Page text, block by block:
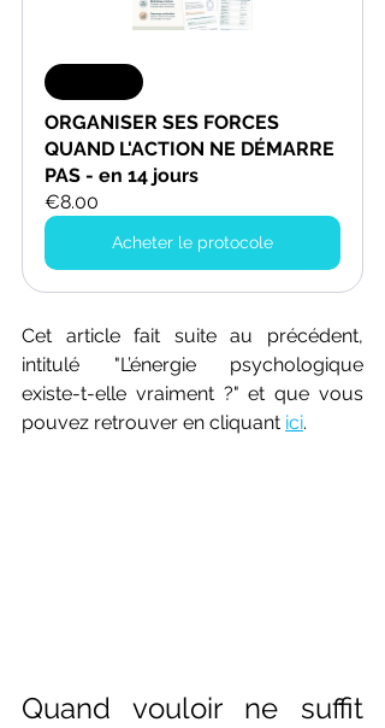
ORGANISER SES FORCES
QUAND L'ACTION NE DÉMARRE
PAS - en 14 jours
€8.00
Acheter le protocole
Cet article fait suite au précédent,
intitulé "L’énergie psychologique
existe-t-elle vraiment ?" et que vous
pouvez retrouver en cliquant ici.
Quand vouloir ne suffit